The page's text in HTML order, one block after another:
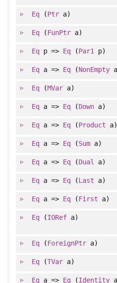
Eq(Ptra)
Eq(FunPtr a)
Eqp => Eq (Par1 p)
Eqa => Eq (NonEmpty
Eq(MVara)
Eqa => Eq (Down a)
Eqa => Eq (Product a)
Eqa => Eq (Sum a)
Eqa => Eq (Dual a)
Eqa => Eq (Last a)
Eqa => Eq (First a)
Eq(IORef a)
Eq(ForeignPtr a)
Eq(TVara)
Eqa => Eq (Identity